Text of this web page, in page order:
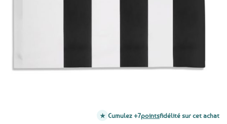
Cumulez +7pointsfidélité sur cet achat